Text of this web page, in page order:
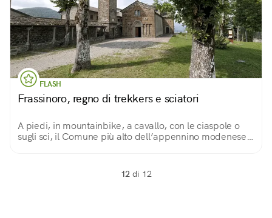
FLASH
Frassinoro, regno di trekkers e sciatori
A piedi, in mountainbike, a cavallo, con le ciaspole o
sugli sci, il Comune più alto dell’appennino modenese e
12 di 12